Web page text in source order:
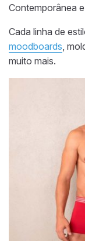
Contemporânea
Cada linha de
moodboards,
muito mais.